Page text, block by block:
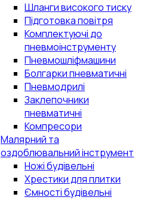
Шланги високого тиску
Підготовка повітря
Комплектуючі до
пневмоінструменту
Пневмошліфмашини
Болгарки пневматичні
Пневмодрилі
Заклепочники
пневматичні
Компресори
Малярний та
оздоблювальний інструмент
Ножі будівельні
Хрестики для плитки
Ємності будівельні